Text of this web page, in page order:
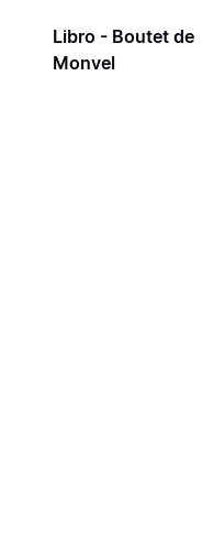
Libro - Boutet de
Monvel